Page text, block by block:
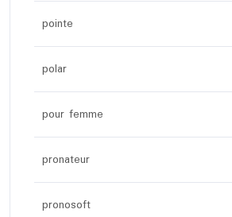
pointe
polar
pour femme
pronateur
pronosoft